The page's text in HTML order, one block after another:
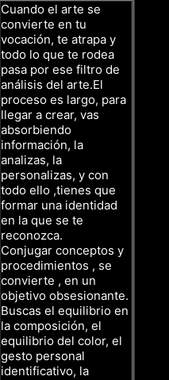
Cuando el arte se
convierte en tu
vocación, te atrapa y
todo lo que te rodea
pasa por ese filtro de
análisis del arte.El
proceso es largo, para
llegar a crear, vas
absorbiendo
información, la
analizas, la
personalizas, y con
todo ello ,tienes que
formar una identidad
en la que se te
reconozca.
Conjugar conceptos y
procedimientos , se
convierte , en un
objetivo obsesionante.
Buscas el equilibrio en
la composición, el
equilibrio del color, el
gesto personal
identificativo, la